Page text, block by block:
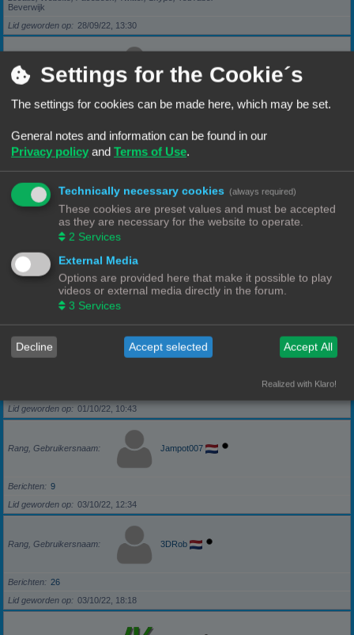
Beverwijk
Lid geworden op
28/09/22, 13:30
Rang, Gebruikersnaam darkzero
Berichten
5
Rang, Gebruikersnaam
Berichten
29/09/22, 17:18
Rang, Gebruikersnaam
Lid geworden op
30/09/22, 13:40
Rang, Gebruikersnaam Robbel2005
Lid geworden op
01/10/22, 10:43
Rang, Gebruikersnaam Jampot007
Berichten
9
Lid geworden op
03/10/22, 12:34
Rang, Gebruikersnaam 3DRob
Berichten
26
Lid geworden op
03/10/22, 18:18
Settings for the Cookie´s
The settings for cookies can be made here, which may be set.
General notes and information can be found in our
Privacy policy and Terms of Use.
Technically necessary cookies (always required)
These cookies are preset values and must be accepted
as they are necessary for the website to operate.
2 Services
External Media
Options are provided here that make it possible to play
videos or external media directly in the forum.
3 Services
Decline Accept selected Accept All
Realized with Klaro!